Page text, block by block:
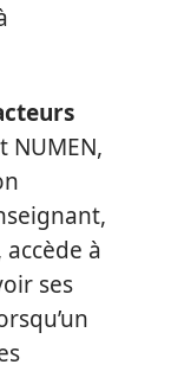
NUMEN,
à
ses